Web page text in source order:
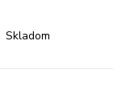
Skladom